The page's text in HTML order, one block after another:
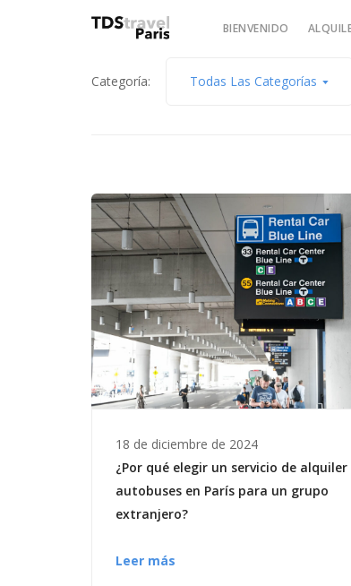
BIENVENIDO
Categoría: Todas Las Categorías
18 de diciembre de 2024
¿Por qué elegir un servicio de alquiler
autobuses en París para un grupo
extranjero?
Leer más